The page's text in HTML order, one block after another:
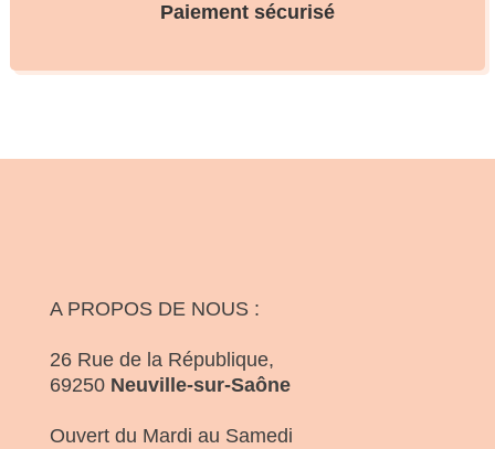
Paiement sécurisé
A PROPOS DE NOUS :
26 Rue de la République,
69250 Neuville-sur-Saône
Ouvert du Mardi au Samedi